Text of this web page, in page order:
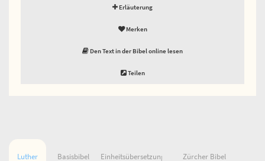
Erläuterung
Merken
Den Text in der Bibel online lesen
Teilen
Luther Basisbibel Einheitsübersetzung Zürcher Bibel